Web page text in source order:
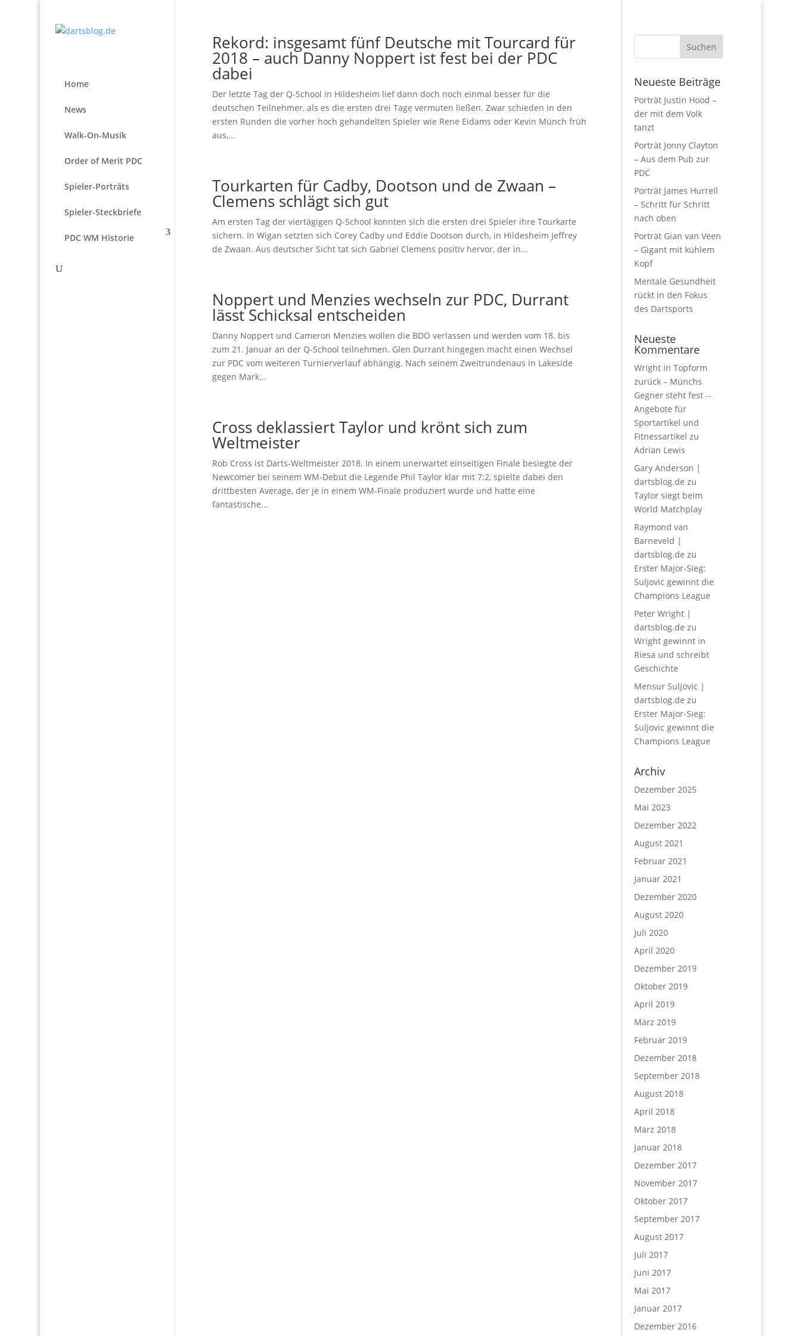
Home
News
Walk-On-Musik
Order of Merit PDC
Spieler-Porträts
Spieler-Steckbriefe
PDC WM Historie
Rekord: insgesamt fünf Deutsche mit Tourcard für
2018 – auch Danny Noppert ist fest bei der PDC
dabei
Der letzte Tag der Q-School in Hildesheim lief dann doch noch einmal besser für die
deutschen Teilnehmer, als es die ersten drei Tage vermuten ließen. Zwar schieden in den
ersten Runden die vorher hoch gehandelten Spieler wie Rene Eidams oder Kevin Münch früh
aus,...
Tourkarten für Cadby, Dootson und de Zwaan –
Clemens schlägt sich gut
Am ersten Tag der viertägigen Q-School konnten sich die ersten drei Spieler ihre Tourkarte
sichern. In Wigan setzten sich Corey Cadby und Eddie Dootson durch, in Hildesheim Jeffrey
de Zwaan. Aus deutscher Sicht tat sich Gabriel Clemens positiv hervor, der in...
Noppert und Menzies wechseln zur PDC, Durrant
lässt Schicksal entscheiden
Danny Noppert und Cameron Menzies wollen die BDO verlassen und werden vom 18. bis
zum 21. Januar an der Q-School teilnehmen. Glen Durrant hingegen macht einen Wechsel
zur PDC vom weiteren Turnierverlauf abhängig. Nach seinem Zweitrundenaus in Lakeside
gegen Mark...
Cross deklassiert Taylor und krönt sich zum
Weltmeister
Rob Cross ist Darts-Weltmeister 2018. In einem unerwartet einseitigen Finale besiegte der
Newcomer bei seinem WM-Debüt die Legende Phil Taylor klar mit 7:2, spielte dabei den
drittbesten Average, der je in einem WM-Finale produziert wurde und hatte eine
fantastische...
Neueste Beiträge
Porträt Justin Hood –
der mit dem Volk
tanzt
Porträt Jonny Clayton
– Aus dem Pub zur
PDC
Porträt James Hurrell
– Schritt für Schritt
nach oben
Porträt Gian van Veen
– Gigant mit kühlem
Kopf
Mentale Gesundheit
rückt in den Fokus
des Dartsports
Neueste
Kommentare
Wright in Topform
zurück – Münchs
Gegner steht fest --
Angebote für
Sportartikel und
Fitnessartikel zu
Adrian Lewis
Gary Anderson |
dartsblog.de zu
Taylor siegt beim
World Matchplay
Raymond van
Barneveld |
dartsblog.de zu
Erster Major-Sieg:
Suljovic gewinnt die
Champions League
Peter Wright |
dartsblog.de zu
Wright gewinnt in
Riesa und schreibt
Geschichte
Mensur Suljovic |
dartsblog.de zu
Erster Major-Sieg:
Suljovic gewinnt die
Champions League
Archiv
Dezember 2025
Mai 2023
Dezember 2022
August 2021
Februar 2021
Januar 2021
Dezember 2020
August 2020
Juli 2020
April 2020
Dezember 2019
Oktober 2019
April 2019
März 2019
Februar 2019
Dezember 2018
September 2018
August 2018
April 2018
März 2018
Januar 2018
Dezember 2017
November 2017
Oktober 2017
September 2017
August 2017
Juli 2017
Juni 2017
Mai 2017
Januar 2017
Dezember 2016